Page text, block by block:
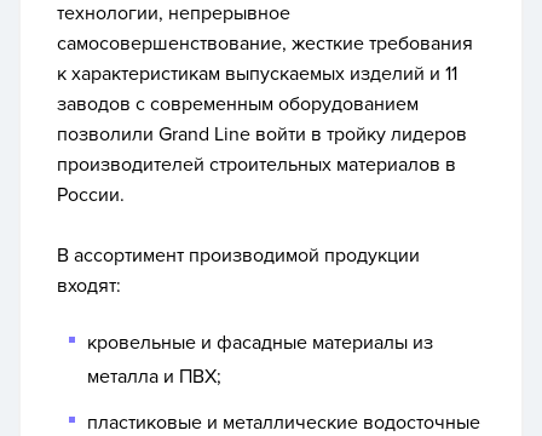
технологии, непрерывное
самосовершенствование, жесткие требования
к характеристикам выпускаемых изделий и 11
заводов с современным оборудованием
позволили Grand Line войти в тройку лидеров
производителей строительных материалов в
России.
В ассортимент производимой продукции
входят:
кровельные и фасадные материалы из
металла и ПВХ;
пластиковые и металлические водосточные